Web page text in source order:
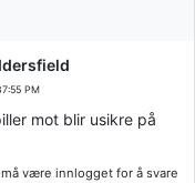
PM
mot blir usikre på
må være innlogget for å svare